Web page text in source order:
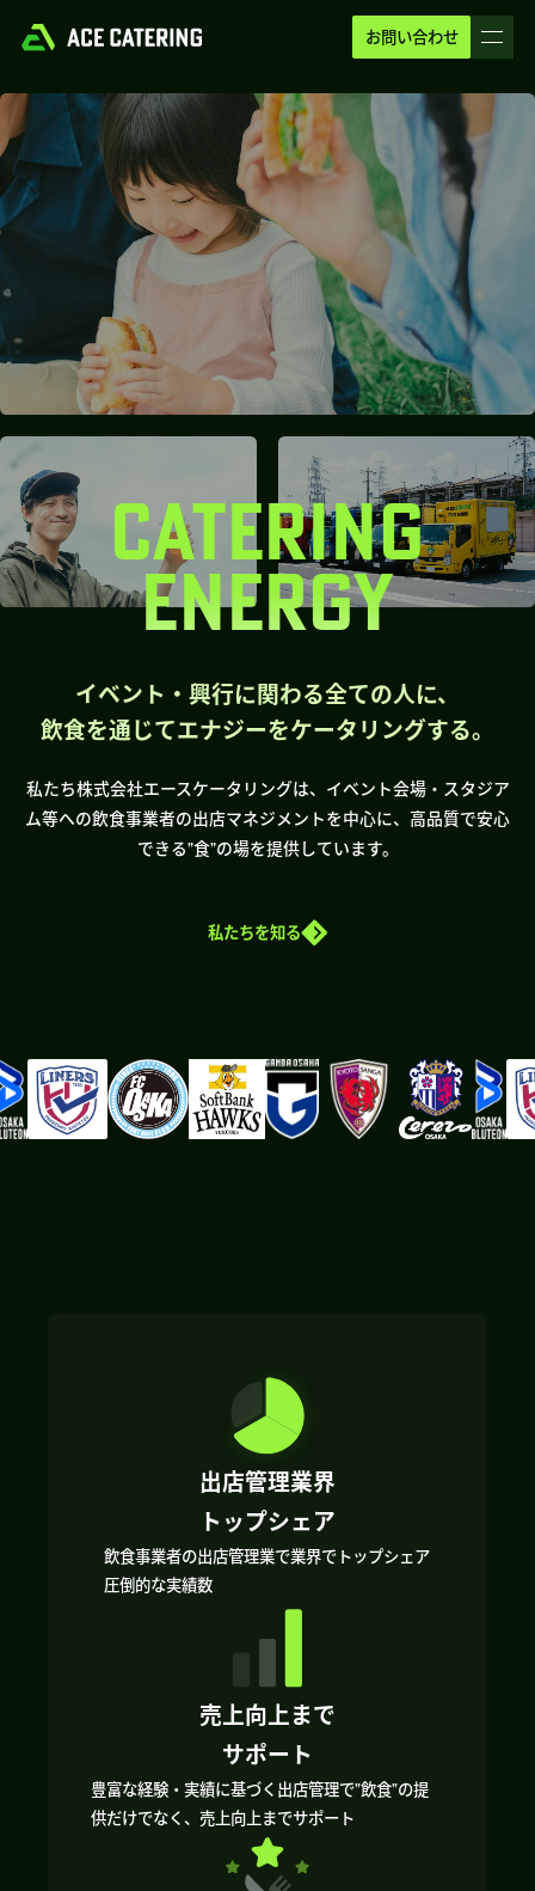
お問い合わせ
CATERING
ENERGY
イベント・興行に関わる全ての人に、
飲食を通じてエナジーをケータリングする。
私たち株式会社エースケータリングは、イベント会場・スタジア
ム等への飲食事業者の出店マネジメントを中心に、高品質で安心
できる”食”の場を提供しています。
私たちを知る
出店管理業界
トップシェア
飲食事業者の出店管理業で業界でトップシェア
圧倒的な実績数
売上向上まで
サポート
豊富な経験・実績に基づく出店管理で”飲食”の提
供だけでなく、売上向上までサポート